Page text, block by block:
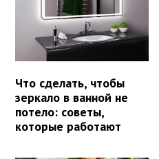
Что сделать, чтобы
зеркало в ванной не
потело: советы,
которые работают